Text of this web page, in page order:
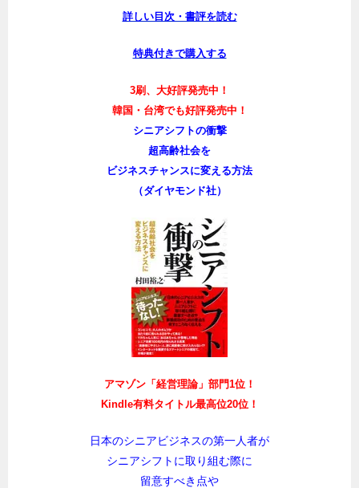
詳しい目次・書評を読む
特典付きで購入する
3刷、大好評発売中！
韓国・台湾でも好評発売中！
シニアシフトの衝撃
超高齢社会を
ビジネスチャンスに変える方法
（ダイヤモンド社）
アマゾン「経営理論」部門1位！
Kindle有料タイトル最高位20位！
日本のシニアビジネスの第一人者が
シニアシフトに取り組む際に
留意すべき点や